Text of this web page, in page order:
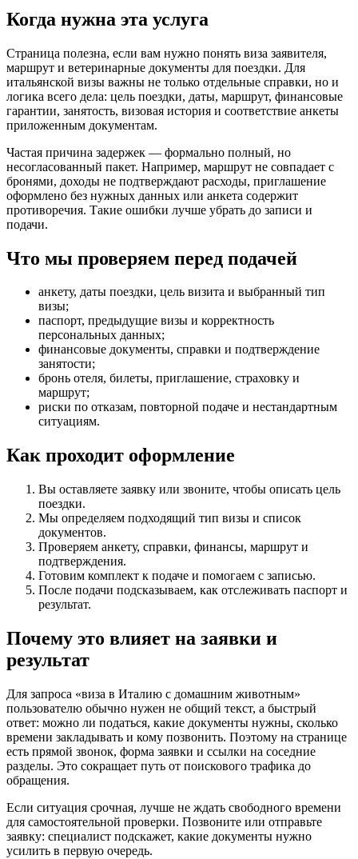
Когда нужна эта услуга
Страница полезна, если вам нужно понять виза заявителя,
маршрут и ветеринарные документы для поездки. Для
итальянской визы важны не только отдельные справки, но и
логика всего дела: цель поездки, даты, маршрут, финансовые
гарантии, занятость, визовая история и соответствие анкеты
приложенным документам.
Частая причина задержек — формально полный, но
несогласованный пакет. Например, маршрут не совпадает с
бронями, доходы не подтверждают расходы, приглашение
оформлено без нужных данных или анкета содержит
противоречия. Такие ошибки лучше убрать до записи и
подачи.
Что мы проверяем перед подачей
анкету, даты поездки, цель визита и выбранный тип
визы;
паспорт, предыдущие визы и корректность
персональных данных;
финансовые документы, справки и подтверждение
занятости;
бронь отеля, билеты, приглашение, страховку и
маршрут;
риски по отказам, повторной подаче и нестандартным
ситуациям.
Как проходит оформление
Вы оставляете заявку или звоните, чтобы описать цель
поездки.
Мы определяем подходящий тип визы и список
документов.
Проверяем анкету, справки, финансы, маршрут и
подтверждения.
Готовим комплект к подаче и помогаем с записью.
После подачи подсказываем, как отслеживать паспорт и
результат.
Почему это влияет на заявки и
результат
Для запроса «виза в Италию с домашним животным»
пользователю обычно нужен не общий текст, а быстрый
ответ: можно ли податься, какие документы нужны, сколько
времени закладывать и кому позвонить. Поэтому на странице
есть прямой звонок, форма заявки и ссылки на соседние
разделы. Это сокращает путь от поискового трафика до
обращения.
Если ситуация срочная, лучше не ждать свободного времени
для самостоятельной проверки. Позвоните или отправьте
заявку: специалист подскажет, какие документы нужно
усилить в первую очередь.